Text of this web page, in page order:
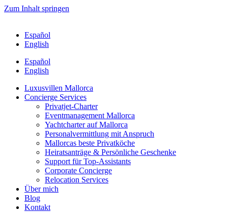
Zum Inhalt springen
Español
English
Español
English
Luxusvillen Mallorca
Concierge Services
Privatjet-Charter
Eventmanagement Mallorca
Yachtcharter auf Mallorca
Personalvermittlung mit Anspruch
Mallorcas beste Privatköche
Heiratsanträge & Persönliche Geschenke
Support für Top-Assistants
Corporate Concierge
Relocation Services
Über mich
Blog
Kontakt